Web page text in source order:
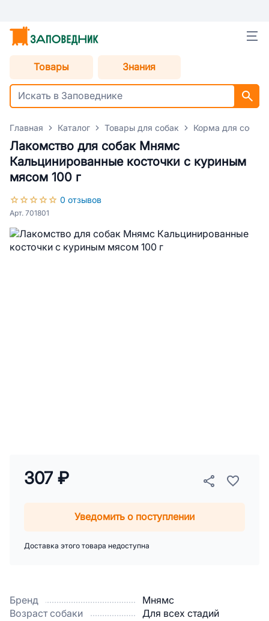
Товары Знания
Главная Каталог Товары для собак Корма для собак
Лакомство для собак Мнямс
Кальцинированные косточки с куриным
мясом 100 г
0 отзывов
Арт. 701801
Бренд
Мнямс
Возраст собаки
Для всех стадий
307 ₽
Уведомить о поступлении
Доставка этого товара недоступна